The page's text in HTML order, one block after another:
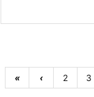
« ‹ 2 3